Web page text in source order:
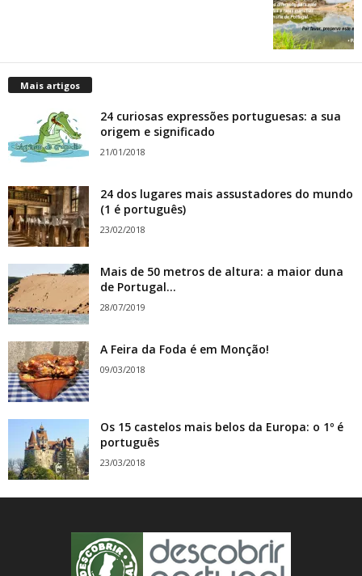
Mais artigos
24 curiosas expressões portuguesas: a sua
origem e significado
21/01/2018
24 dos lugares mais assustadores do mundo
(1 é português)
23/02/2018
Mais de 50 metros de altura: a maior duna
de Portugal...
28/07/2019
A Feira da Foda é em Monção!
09/03/2018
Os 15 castelos mais belos da Europa: o 1º é
português
23/03/2018